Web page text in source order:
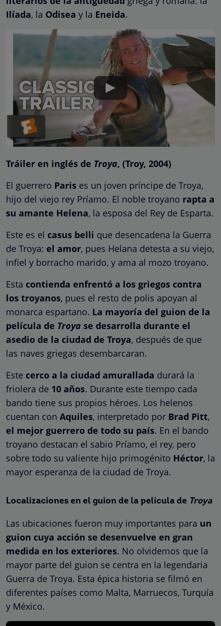
Ilíada, la Odisea y la Eneida.
Tráiler en inglés de Troya, (Troy, 2004)
El guerrero Paris es un joven príncipe de Troya,
hijo del viejo rey Príamo. El noble troyano rapta a
su amante Helena, la esposa del Rey de Esparta.
Este es el casus belli que desencadena la Guerra
de Troya: el amor, pues Helana detesta a su viejo,
infiel y borracho marido, y ama al mozo troyano.
Esta contienda enfrentó a los griegos contra
los troyanos, pues el resto de polis apoyan al
monarca espartano. La mayoría del guion de la
película de Troya se desarrolla durante el
asedio de la ciudad de Troya, después de que
las naves griegas desembarcaran.
Este cerco a la ciudad amurallada durará la
friolera de 10 años. Durante este tiempo cada
bando tiene sus propios héroes. Los helenos
cuentan con Aquiles, interpretado por Brad Pitt,
el mejor guerrero de todo su país. En el bando
troyano destacan el sabio Príamo, el rey, pero
sobre todo su valiente hijo primogénito Héctor, la
mayor esperanza de la ciudad de Troya.
Localizaciones en el guion de la película de Troya
Las ubicaciones fueron muy importantes para un
guion cuya acción se desenvuelve en gran
medida en los exteriores. No olvidemos que la
mayor parte del guion se centra en la legendaria
Guerra de Troya. Esta épica historia se filmó en
diferentes países como Malta, Marruecos, Turquía
y México.